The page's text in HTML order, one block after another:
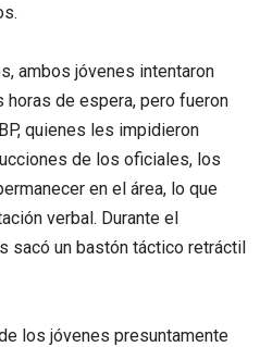
ambos jóvenes intentaron
de espera, pero fueron
quienes les impidieron
de los oficiales, los
en el área, lo que
verbal. Durante el
sacó un bastón táctico retráctil
los jóvenes presuntamente